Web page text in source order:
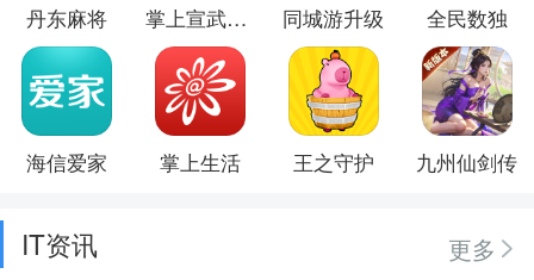
丹东麻将 掌上宣武医院 同城游升级 全民数独
海信爱家 掌上生活 王之守护 九州仙剑传
IT资讯
更多